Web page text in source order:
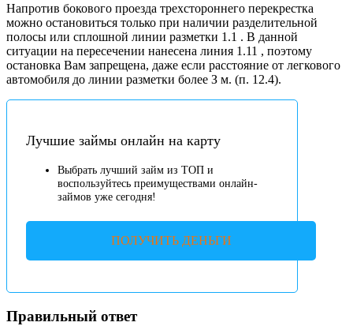
Напротив бокового проезда трехстороннего перекрестка
можно остановиться только при наличии разделительной
полосы или сплошной линии разметки 1.1 . В данной
ситуации на пересечении нанесена линия 1.11 , поэтому
остановка Вам запрещена, даже если расстояние от легкового
автомобиля до линии разметки более З м. (п. 12.4).
Лучшие займы онлайн на карту
Выбрать лучший займ из ТОП и
воспользуйтесь преимуществами онлайн-
займов уже сегодня!
ПОЛУЧИТЬ ДЕНЬГИ
Правильный ответ